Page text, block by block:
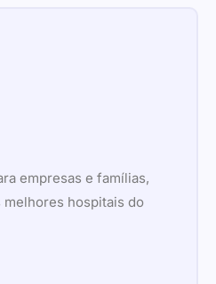
empresas e famílias,
hospitais do